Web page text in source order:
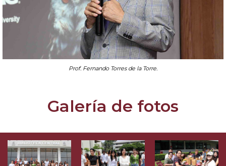
Prof. Fernando Torres de la Torre.
Galería de fotos